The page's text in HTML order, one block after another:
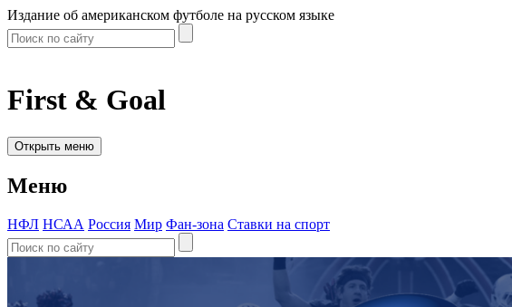
Издание об американском футболе на русском языке
First & Goal
Открыть меню
Меню
НФЛ НСАА Россия Мир Фан-зона Ставки на спорт